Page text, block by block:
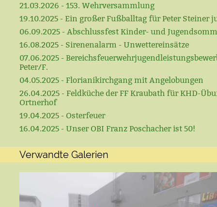
21.03.2026 - 153. Wehrversammlung
19.10.2025 - Ein großer Fußballtag für Peter Steiner
06.09.2025 - Abschlussfest Kinder- und
16.08.2025 - Sirenenalarm - Unwettereinsätze
07.06.2025 -
Peter/F.
04.05.2025 - Florianikirchgang mit Angelobungen
26.04.2025 - Feldküche der FF Kraubath für KHD-
Ortnerhof
19.04.2025 - Osterfeuer
16.04.2025 - Unser OBI Franz Poschacher ist 50!
Verwandte Galerien